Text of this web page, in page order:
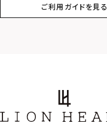
スター
フラワー
ご利用ガイドを見る